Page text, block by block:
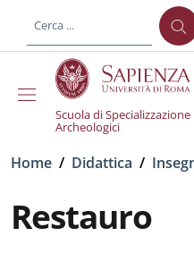
al contenuto principale
Scuola di
Archeologici
Briciole di pane
Home / Didattica /
Restauro